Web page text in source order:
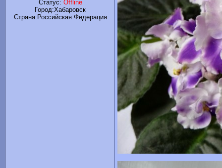
Статус: Offline
Город:Хабаровск
Cтрана:Российская Федерация